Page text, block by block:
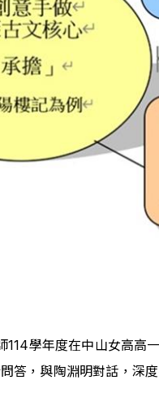
學年度在中山女高
，與陶淵明對話，深